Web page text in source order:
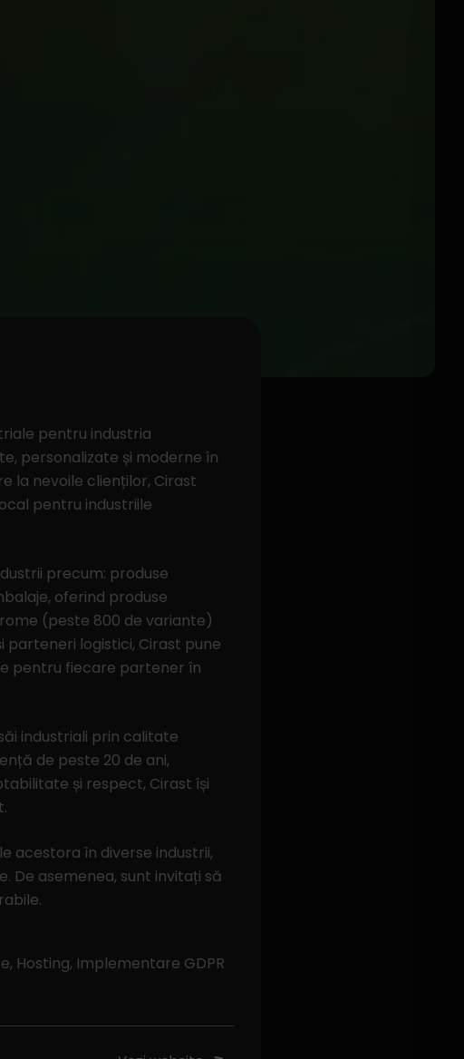
pentru industria
personalizate și moderne în
la nevoile clienților, Cirast
pentru industriile
precum: produse
oferind produse
(peste 800 de variante)
logistici, Cirast pune
pentru fiecare partener în
industriali prin calitate
de peste 20 de ani,
și respect, Cirast își
acestora în diverse industrii,
De asemenea, sunt invitați să
Hosting, Implementare GDPR